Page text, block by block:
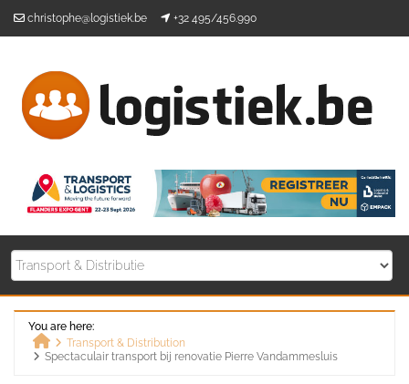
christophe@logistiek.be +32 495/456.990
You are here:
Home
Transport & Distribution
Spectaculair transport bij renovatie Pierre Vandammesluis